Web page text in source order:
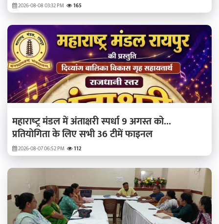
2026-08-08 03:32 PM 165
महाराष्‍ट्र मंडल में अंताक्षरी स्पर्धा 9 अगस्त को...
प्रतियोगिता के लिए सभी 36 टीमें फाइनल
2026-08-07 06:52 PM 112